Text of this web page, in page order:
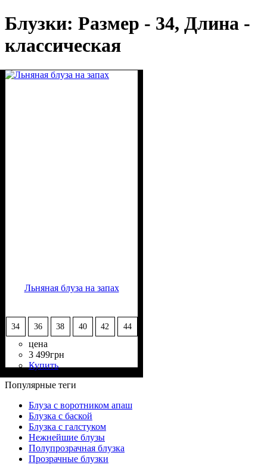
Блузки: Размер - 34, Длина -
классическая
Льняная блуза на запах
34 36 38 40 42 44
цена
3 499грн
Купить
Состав ткани
Крой: приталенный, на
запах
Длина: классическая
Длина рукава
Стиль: casual
Популярные теги
Блуза с воротником апаш
Блузка с баской
Блузка с галстуком
Нежнейшие блузы
Полупрозрачная блузка
Прозрачные блузки